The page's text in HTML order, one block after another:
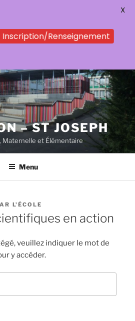
– ST JOSEPH
Maternelle et Élémentaire
Menu
L'ÉCOLE
en action
veuillez indiquer le mot de
y accéder.
Inscription/Renseignement
X